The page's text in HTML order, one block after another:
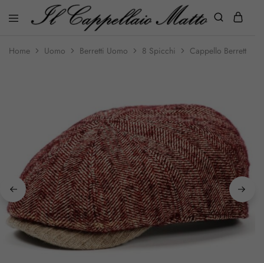
Home Uomo Berretti Uomo 8 Spicchi Cappello Berretto